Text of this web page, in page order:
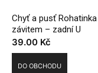
Chyť a pusť
závitem – zadní U
39.00 Kč
DO OBCHODU